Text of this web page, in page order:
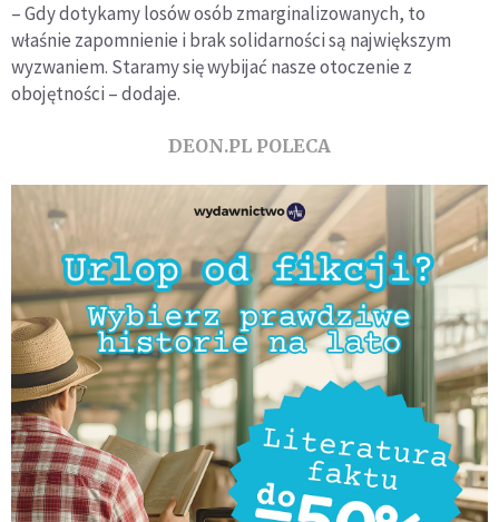
– Gdy dotykamy losów osób zmarginalizowanych, to
właśnie zapomnienie i brak solidarności są największym
wyzwaniem. Staramy się wybijać nasze otoczenie z
obojętności – dodaje.
DEON.PL POLECA